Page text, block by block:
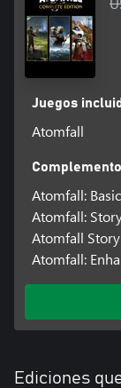
Juegos
Atomfall
Atomfall:
Atomfall:
Atomfall Story
Atomfall:
Ediciones